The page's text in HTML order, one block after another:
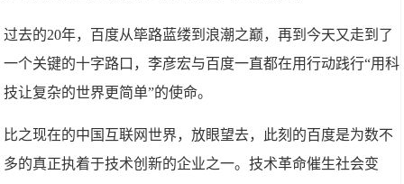
过去的20年，百度从筚路蓝缕到浪潮之巅，再到今天又走到了
一个关键的十字路口，李彦宏与百度一直都在用行动践行“用科
技让复杂的世界更简单”的使命。
比之现在的中国互联网世界，放眼望去，此刻的百度是为数不
多的真正执着于技术创新的企业之一。技术革命催生社会变